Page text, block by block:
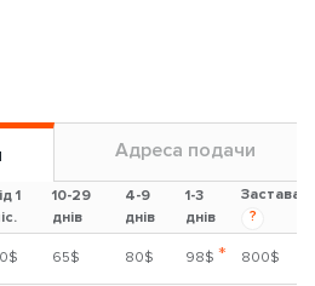
Адреса подачи
1
10-29
днів
4-9
днів
1-3
днів
Застава
?
65$ 80$ 98$ * 800$